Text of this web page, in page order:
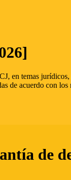
en temas
de acuerdo con
de